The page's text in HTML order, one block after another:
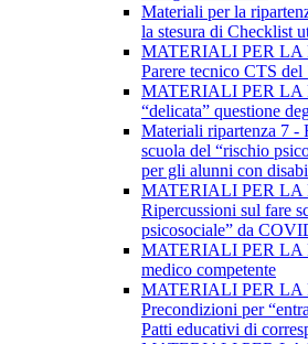
Materiali per la
la stesura di Checklist
MATERIALI PER LA
Parere tecnico CTS
MATERIALI PER LA
“delicata” questione
Materiali ripartenza 7 -
scuola del “rischio
per gli alunni con
MATERIALI PER LA
Ripercussioni sul fare
psicosociale” da
MATERIALI PER LA
medico competente
MATERIALI PER LA
Precondizioni per
Patti educativi di